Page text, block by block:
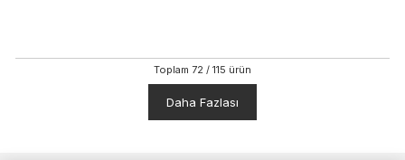
Toplam 72 / 115 ürün
Daha Fazlası